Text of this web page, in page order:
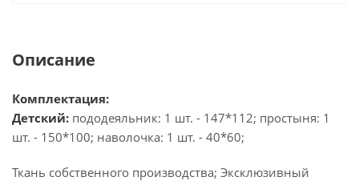
Описание
Комплектация:
Детский: пододеяльник: 1 шт. - 147*112; простыня: 1
шт. - 150*100; наволочка: 1 шт. - 40*60;
Ткань собственного производства; Эксклюзивный